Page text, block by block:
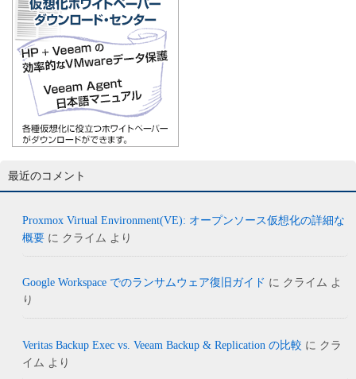
最近のコメント
Proxmox Virtual Environment(VE): オープンソース仮想化の詳細な
概要 に クライム より
Google Workspace でのランサムウェア復旧ガイド に クライム よ
り
Veritas Backup Exec vs. Veeam Backup & Replication の比較 に クラ
イム より